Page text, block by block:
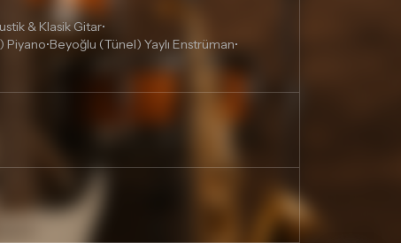
& Klasik Gitar•
Piyano•Beyoğlu (Tünel) Yaylı Enstrüman•